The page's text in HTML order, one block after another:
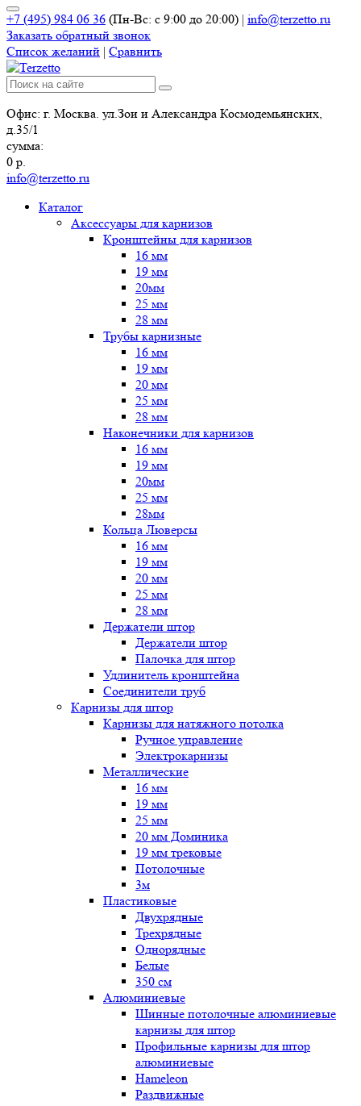
+7 (495) 984 06 36 (Пн-Вс: с 9:00 до 20:00) | info@terzetto.ru
Заказать обратный звонок
Список желаний | Сравнить
Офис: г. Москва. ул.Зои и Александра Космодемьянских,
д.35/1
сумма:
0 р.
info@terzetto.ru
Каталог
Аксессуары для карнизов
Кронштейны для карнизов
16 мм
19 мм
20мм
25 мм
28 мм
Трубы карнизные
16 мм
19 мм
20 мм
25 мм
28 мм
Наконечники для карнизов
16 мм
19 мм
20мм
25 мм
28мм
Кольца Люверсы
16 мм
19 мм
20 мм
25 мм
28 мм
Держатели штор
Держатели штор
Палочка для штор
Удлинитель кронштейна
Соединители труб
Карнизы для штор
Карнизы для натяжного потолка
Ручное управление
Электрокарнизы
Металлические
16 мм
19 мм
25 мм
20 мм Доминика
19 мм трековые
Потолочные
3м
Пластиковые
Двухрядные
Трехрядные
Однорядные
Белые
350 см
Алюминиевые
Шинные потолочные алюминиевые
карнизы для штор
Профильные карнизы для штор
алюминиевые
Hameleon
Раздвижные